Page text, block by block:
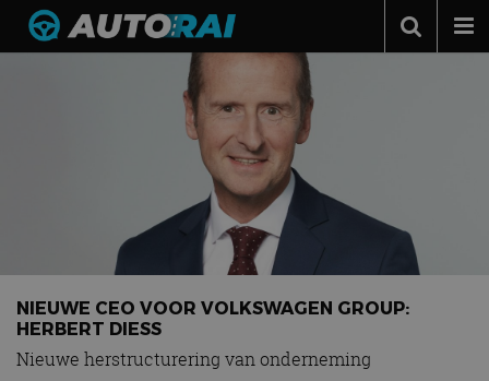
Adverteren
Contact
MotorRAI.nl
NIEUWE CEO VOOR VOLKSWAGEN GROUP:
HERBERT DIESS
Nieuwe herstructurering van onderneming